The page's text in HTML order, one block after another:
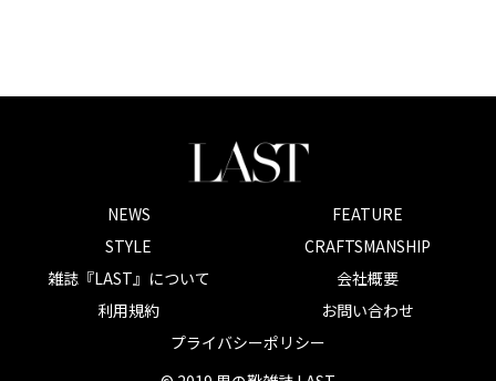
NEWS
FEATURE
STYLE
CRAFTSMANSHIP
雑誌『LAST』について
会社概要
利用規約
お問い合わせ
プライバシーポリシー